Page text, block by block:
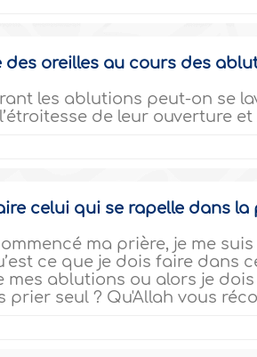
des oreilles au cours des
les ablutions peut-on se
de leur ouverture
celui qui se rapelle dans la
ma prière, je me
ce que je dois faire dans
mes ablutions ou alors je
prier seul ? Qu'Allah vous